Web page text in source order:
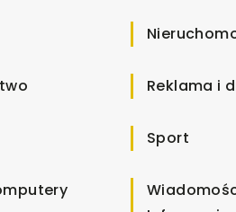
Reklama i
Sport